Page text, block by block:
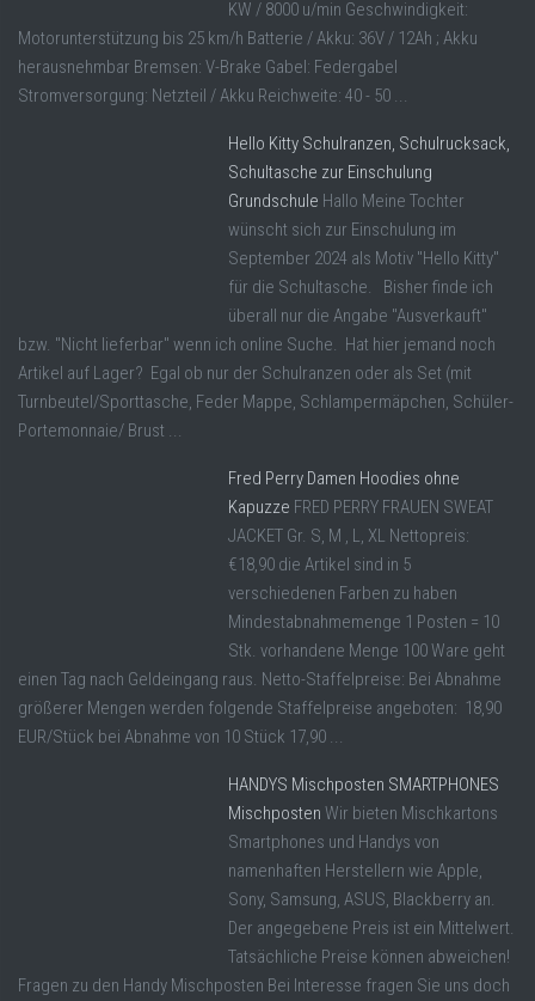
KW / 8000 u/min Geschwindigkeit:
Motorunterstützung bis 25 km/h Batterie / Akku: 36V / 12Ah ; Akku
herausnehmbar Bremsen: V-Brake Gabel: Federgabel
Stromversorgung: Netzteil / Akku Reichweite: 40 - 50 ...
Hello Kitty Schulranzen, Schulrucksack,
Schultasche zur Einschulung
Grundschule Hallo Meine Tochter
wünscht sich zur Einschulung im
September 2024 als Motiv "Hello Kitty"
für die Schultasche. Bisher finde ich
überall nur die Angabe "Ausverkauft"
bzw. "Nicht lieferbar" wenn ich online Suche. Hat hier jemand noch
Artikel auf Lager? Egal ob nur der Schulranzen oder als Set (mit
Turnbeutel/Sporttasche, Feder Mappe, Schlampermäpchen, Schüler-
Portemonnaie/ Brust ...
Fred Perry Damen Hoodies ohne
Kapuzze FRED PERRY FRAUEN SWEAT
JACKET Gr. S, M , L, XL Nettopreis:
€18,90 die Artikel sind in 5
verschiedenen Farben zu haben
Mindestabnahmemenge 1 Posten = 10
Stk. vorhandene Menge 100 Ware geht
einen Tag nach Geldeingang raus. Netto-Staffelpreise: Bei Abnahme
größerer Mengen werden folgende Staffelpreise angeboten: 18,90
EUR/Stück bei Abnahme von 10 Stück 17,90 ...
HANDYS Mischposten SMARTPHONES
Mischposten Wir bieten Mischkartons
Smartphones und Handys von
namenhaften Herstellern wie Apple,
Sony, Samsung, ASUS, Blackberry an.
Der angegebene Preis ist ein Mittelwert.
Tatsächliche Preise können abweichen!
Fragen zu den Handy Mischposten Bei Interesse fragen Sie uns doch